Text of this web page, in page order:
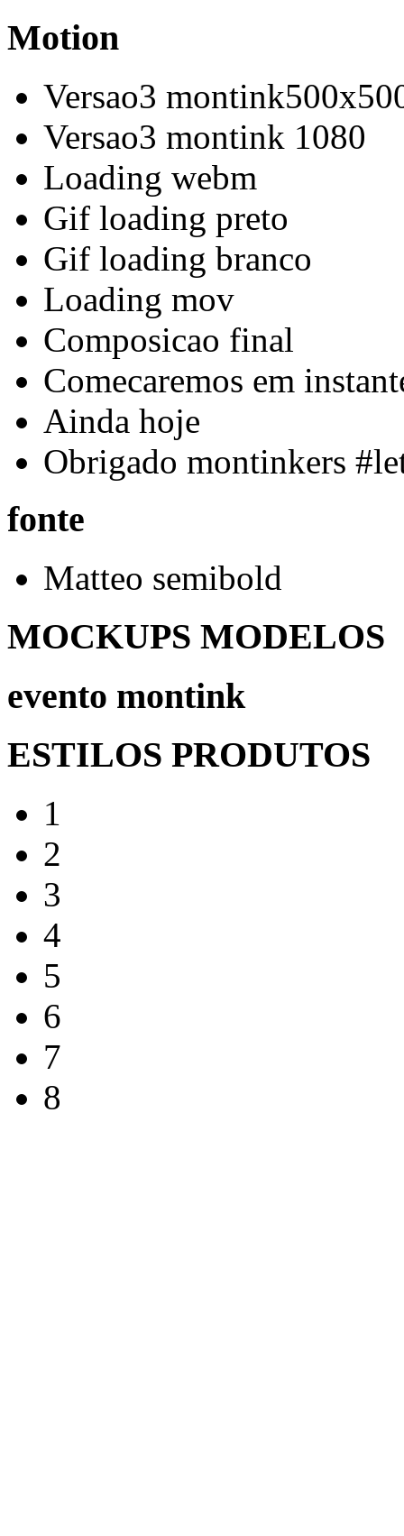
Motion
Versao3
Versao3 montink 1080
Loading webm
Gif loading preto
Gif loading branco
Loading mov
Composicao final
Comecaremos em
Ainda hoje
Obrigado montinkers
fonte
Matteo semibold
MOCKUPS MODELOS
evento montink
ESTILOS PRODUTOS
1
2
3
4
5
6
7
8